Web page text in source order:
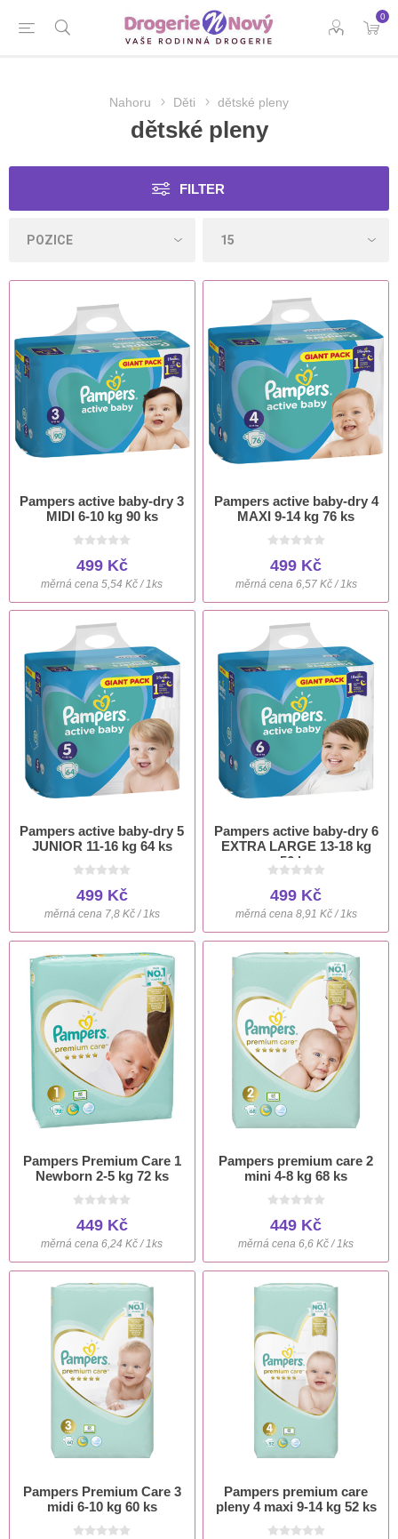
0
Nahoru Děti dětské pleny
dětské pleny
FILTER
Pampers active baby-dry 3
MIDI 6-10 kg 90 ks
499 Kč
měrná cena 5,54 Kč / 1ks
Pampers active baby-dry 4
MAXI 9-14 kg 76 ks
499 Kč
měrná cena 6,57 Kč / 1ks
Pampers active baby-dry 5
JUNIOR 11-16 kg 64 ks
499 Kč
měrná cena 7,8 Kč / 1ks
Pampers active baby-dry 6
EXTRA LARGE 13-18 kg
56 ks
499 Kč
měrná cena 8,91 Kč / 1ks
Pampers Premium Care 1
Newborn 2-5 kg 72 ks
449 Kč
měrná cena 6,24 Kč / 1ks
Pampers premium care 2
mini 4-8 kg 68 ks
449 Kč
měrná cena 6,6 Kč / 1ks
Pampers Premium Care 3
midi 6-10 kg 60 ks
Pampers premium care
pleny 4 maxi 9-14 kg 52 ks